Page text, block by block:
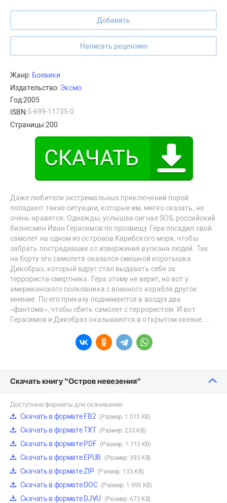
Добавить
Написать рецензию
Жанр: Боевики
Издательство: Эксмо
Год:2005
ISBN:5-699-11735-0
Страницы:200
Даже любители экстремальных приключений порой
попадают такие ситуации, которые им, мягко сказать, не
очень нравятся. Однажды, услышав сигнал SOS, российский
бизнесмен Иван Герасимов по прозвищу Гера посадил свой
самолет на одном из островов Карибского моря, чтобы
забрать пострадавших от извержения вулкана людей. Так
на борту его самолета оказался смешной коротышка
Дикобраз, который вдруг стал выдавать себя за
террориста-смертника. Гера этому не верит, но вот у
американского полковника с военного корабля другое
мнение. По его приказу поднимаются в воздух два
«фантома», чтобы сбить самолет с террористом. И вот
Герасимов и Дикобраз оказываются в открытом океане…
Скачать книгу “Остров невезения”
Доступные форматы для скачивания:
Скачать в формате FB2 (Размер: 1 013 KB)
Скачать в формате TXT (Размер: 233 KB)
Скачать в формате PDF (Размер: 1 713 KB)
Скачать в формате EPUB (Размер: 393 KB)
Скачать в формате ZIP (Размер: 133 KB)
Скачать в формате DOC (Размер: 1 993 KB)
Скачать в формате DJVU (Размер: 673 KB)